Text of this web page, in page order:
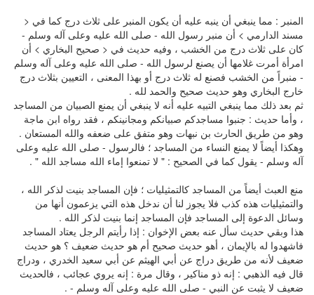
المنبر : مما ينبغي أن ينبه عليه أن يكون المنبر على ثلاث درج كما في <
مسند الدارمي > أن منبر رسول الله - صلى الله عليه وعلى آله وسلم -
كان على ثلاث درج من الخشب ، وفيه حديث في < صحيح البخاري > أن
امرأة أمرت غلامها أن يصنع لرسول الله - صلى الله عليه وعلى آله وسلم
- منبراً من الخشب فصنع له ثلاث درج أو بهذا المعنى ، التعيين بثلاث درج
خارج البخاري وهو حديث صحيح والحمد لله .
ثم بعد ذلك مما ينبغي التبيه عليه أنه لا ينبغي أن يمنع الصبيان من المساجد
، وأما حديث : جنبوا مساجدكم صبيانكم ومجانينكم ، فقد رواه ابن ماجة
وهو من طريق الحارث بن نبهات وهو متفق على ضعفه والله المستعان .
وهكذا أيضاً لا يمنع النساء من المساجد ؛ فالرسول - صلى الله عليه وعلى
آله وسلم - يقول كما في الصحيح : " لا تمنعوا إماء الله مساجد الله " .
منع العبث أيضاً من المساجد كالتمثيليات ؛ فإن المساجد بنيت لذكر الله ،
والتمثيليات هذه كذب فلا يجوز لنا أن ندخل هذه التي يزعمون أنها من
وسائل الدعوة إلى المساجد فإن المساجد إنما بنيت لذكر الله .
هذا وبقي حديث سأل عنه بعض الإخوان : إذا رأيتم الرجل يعتاد المساجد
فاشهدوا له بالإيمان ، أهو حديث صحيح أم هو حديث ضعيف ؟ هو حديث
ضعيف لأنه من طريق دراج عن أبي الهيثم عن أبي سعيد الخدري ، ودراج
قال فيه الذهبي : إنه ذو مناكير ، وقال مرة : إنه يروي عجائب ، فالحديث
ضعيف لا يثبت عن النبي - صلى الله عليه وعلى آله وسلم - .